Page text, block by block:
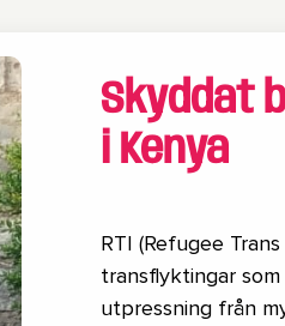
Skyddat
i Kenya
RTI (Refugee
transflyktingar
utpressning från